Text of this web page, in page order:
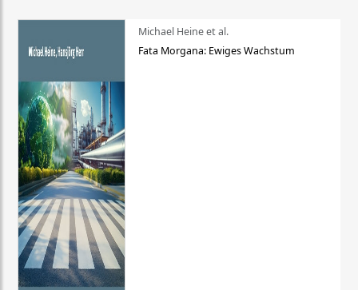
Michael Heine et al.
Fata Morgana: Ewiges Wachstum